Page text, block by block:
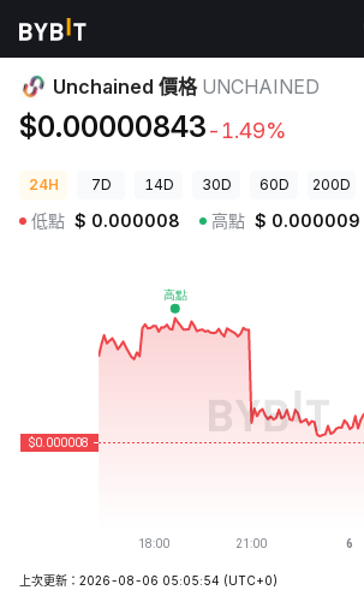
加密貨幣價格
Unchained 價格 UNCHAINED
$0.00000843-1.49%
24H 7D 14D 30D 60D 200D
低點 $ 0.000008 高點 $ 0.000009
上次更新：2026-08-06 05:05:54 (UTC+0)